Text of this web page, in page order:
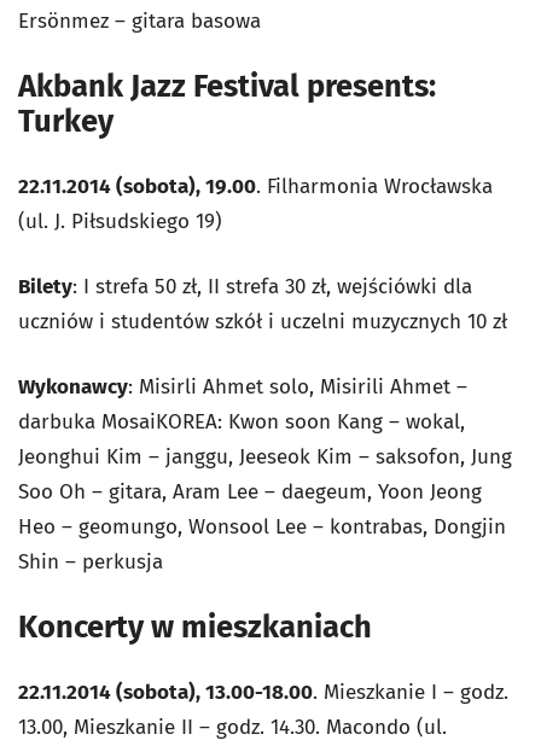
Ersönmez – gitara basowa
Akbank Jazz Festival presents:
Turkey
22.11.2014 (sobota), 19.00. Filharmonia Wrocławska
(ul. J. Piłsudskiego 19)
Bilety: I strefa 50 zł, II strefa 30 zł, wejściówki dla
uczniów i studentów szkół i uczelni muzycznych 10 zł
Wykonawcy: Misirli Ahmet solo, Misirili Ahmet –
darbuka MosaiKOREA: Kwon soon Kang – wokal,
Jeonghui Kim – janggu, Jeeseok Kim – saksofon, Jung
Soo Oh – gitara, Aram Lee – daegeum, Yoon Jeong
Heo – geomungo, Wonsool Lee – kontrabas, Dongjin
Shin – perkusja
Koncerty w mieszkaniach
22.11.2014 (sobota), 13.00-18.00. Mieszkanie I – godz.
13.00, Mieszkanie II – godz. 14.30. Macondo (ul.